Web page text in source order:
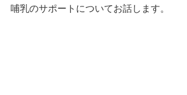
哺乳のサポートについてお話します。